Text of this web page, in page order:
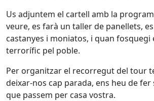
Us adjuntem el cartell amb la
veure, es farà un taller de panellets,
castanyes i moniatos, i quan fosquegi
terrorífic pel poble.
Per organitzar el recorregut del tour
deixar-nos cap parada, ens heu de fer
que passem per casa vostra.